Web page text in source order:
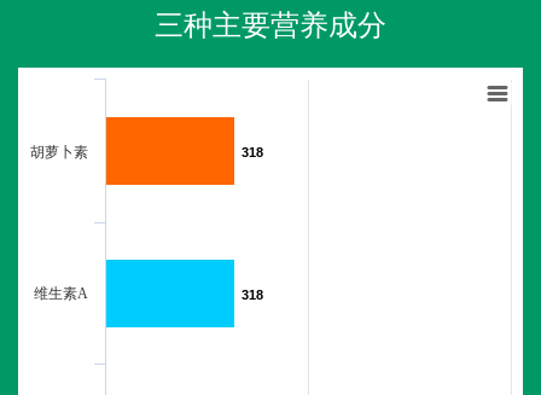
三种主要营养成分
318
318
318
318
胡萝卜素
维生素A